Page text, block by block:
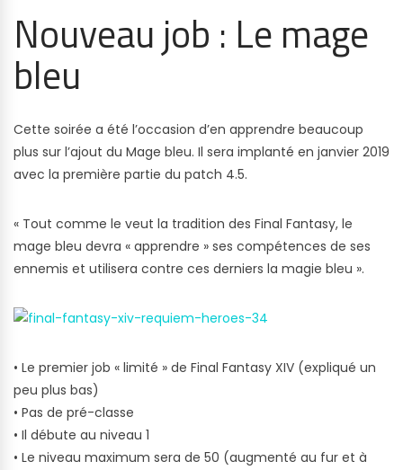
Nouveau job : Le mage
bleu
Cette soirée a été l’occasion d’en apprendre beaucoup
plus sur l’ajout du Mage bleu. Il sera implanté en janvier 2019
avec la première partie du patch 4.5.
« Tout comme le veut la tradition des Final Fantasy, le
mage bleu devra « apprendre » ses compétences de ses
ennemis et utilisera contre ces derniers la magie bleu ».
• Le premier job « limité » de Final Fantasy XIV (expliqué un
peu plus bas)
• Pas de pré-classe
• Il débute au niveau 1
• Le niveau maximum sera de 50 (augmenté au fur et à